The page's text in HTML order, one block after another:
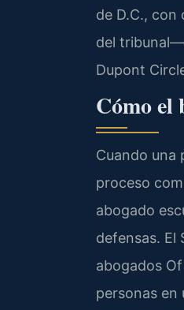
de D.C.,
del tribunal—
Dupont
Cómo el
Cuando una
proceso
abogado
defensas. El
abogados
personas en